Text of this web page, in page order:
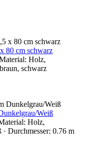
80 cm schwarz
Holz,
schwarz
Weiß
Holz,
Durchmesser: 0.76 m